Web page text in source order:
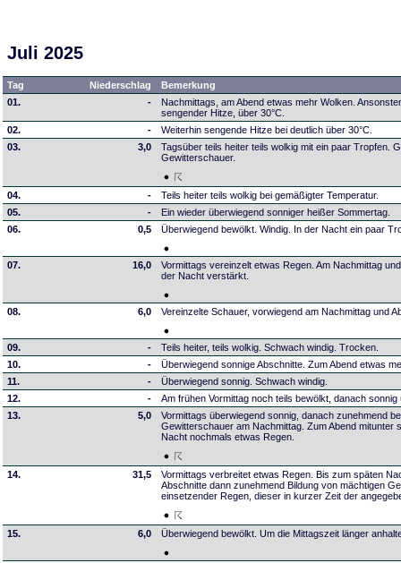
Juli 2025
Tag Niederschlag
Bemerkung
01.
-
Nachmittags, am Abend etwas mehr Wolken.
sengender Hitze, über 30°C.
02.
-
Weiterhin sengende Hitze bei deutlich über 30°C.
03.
3,0
Tagsüber teils heiter teils wolkig mit ein paar Tropfen.
Gewitterschauer.
04. -
Teils heiter teils wolkig bei gemäßigter Temperatur.
05.
-
Ein wieder überwiegend sonniger heißer Sommertag.
06.
0,5 Überwiegend bewölkt. Windig. In der Nacht ein paar
07. 16,0
Vormittags vereinzelt etwas Regen. Am Nachmittag
der Nacht verstärkt.
08. 6,0 Vereinzelte Schauer, vorwiegend am Nachmittag und
09. -
Teils heiter, teils wolkig. Schwach windig. Trocken.
10.
-
Überwiegend sonnige Abschnitte. Zum Abend etwas
11.
-
Überwiegend sonnig. Schwach windig.
12.
-
Am frühen Vormittag noch teils bewölkt, danach
13.
5,0
Vormittags überwiegend sonnig, danach zunehmend
Gewitterschauer am Nachmittag. Zum Abend mitunter
Nacht nochmals etwas Regen.
14. 31,5
Vormittags verbreitet etwas Regen. Bis zum späten
Abschnitte dann zunehmend Bildung von mächtigen
einsetzender Regen, dieser in kurzer Zeit der
15. 6,0 Überwiegend bewölkt. Um die Mittagszeit länger